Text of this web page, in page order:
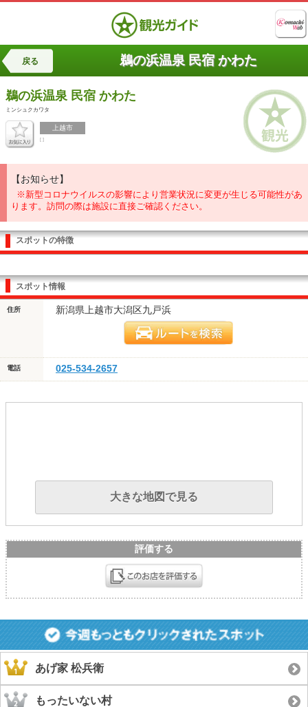
戻る 鵜の浜温泉 民宿 かわた
鵜の浜温泉 民宿 かわた
ミンシュクカワタ
上越市
[ ]
【お知らせ】
※新型コロナウイルスの影響により営業状況に変更が生じる可能性があ
ります。訪問の際は施設に直接ご確認ください。
スポットの特徴
スポット情報
住所 新潟県上越市大潟区九戸浜
電話 025-534-2657
大きな地図で見る
評価する
あげ家 松兵衛
もったいない村